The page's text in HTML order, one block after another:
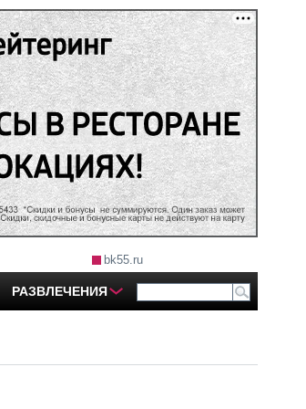
bk55.ru
РАЗВЛЕЧЕНИЯ